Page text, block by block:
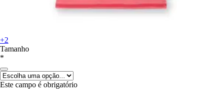
+2
Tamanho
*
Este campo é obrigatório